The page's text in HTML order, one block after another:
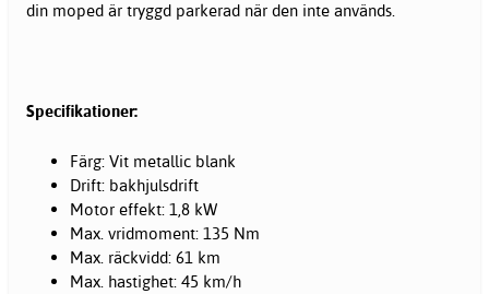
din moped är tryggd parkerad när den inte används.
Specifikationer:
Färg: Vit metallic blank
Drift: bakhjulsdrift
Motor effekt: 1,8 kW
Max. vridmoment: 135 Nm
Max. räckvidd: 61 km
Max. hastighet: 45 km/h